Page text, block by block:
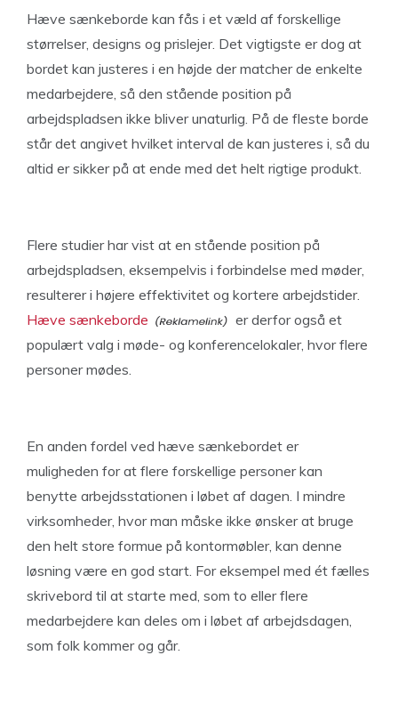
Hæve sænkeborde kan fås i et væld af forskellige
størrelser, designs og prislejer. Det vigtigste er dog at
bordet kan justeres i en højde der matcher de enkelte
medarbejdere, så den stående position på
arbejdspladsen ikke bliver unaturlig. På de fleste borde
står det angivet hvilket interval de kan justeres i, så du
altid er sikker på at ende med det helt rigtige produkt.
Flere studier har vist at en stående position på
arbejdspladsen, eksempelvis i forbindelse med møder,
resulterer i højere effektivitet og kortere arbejdstider.
Hæve sænkeborde
er derfor også et
populært valg i møde- og konferencelokaler, hvor flere
personer mødes.
En anden fordel ved hæve sænkebordet er
muligheden for at flere forskellige personer kan
benytte arbejdsstationen i løbet af dagen. I mindre
virksomheder, hvor man måske ikke ønsker at bruge
den helt store formue på kontormøbler, kan denne
løsning være en god start. For eksempel med ét fælles
skrivebord til at starte med, som to eller flere
medarbejdere kan deles om i løbet af arbejdsdagen,
som folk kommer og går.